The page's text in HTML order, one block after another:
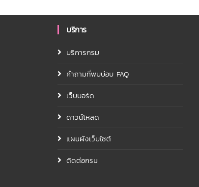
บริการ
บริการกรม
คำถามที่พบบ่อบ FAQ
เว็บบอร์ด
ดาวน์โหลด
แผนผังเว็บไซต์
ติดต่อกรม